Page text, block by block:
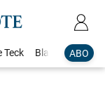
ABO
Teck Blaulicht